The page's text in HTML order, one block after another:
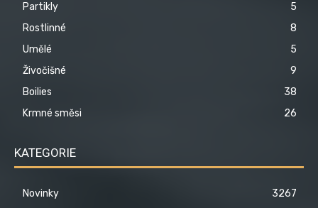
Partikly
5
Rostlinné
8
Umělé
5
Živočišné
9
Boilies
38
Krmné směsi
26
KATEGORIE
Novinky
3267